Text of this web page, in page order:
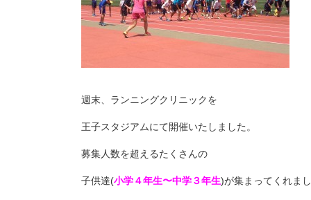
週末、ランニングクリニックを
王子スタジアムにて開催いたしました。
募集人数を超えるたくさんの
子供達(小学４年生〜中学３年生)が集まってくれま